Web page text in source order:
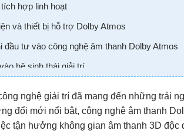
hợp linh hoạt
và thiết bị hỗ trợ Dolby Atmos
đầu tư vào công nghệ âm thanh Dolby Atmos
hệ sinh thái giải trí
nghệ giải trí đã mang đến những trải
đổi mới nổi bật, công nghệ âm thanh
tận hưởng không gian âm thanh 3D